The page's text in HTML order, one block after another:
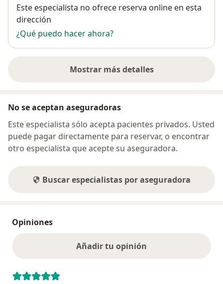
Disponibilidad
Este especialista no ofrece reserva online en esta
dirección
¿Qué puedo hacer ahora?
Mostrar más detalles
sobre la dirección
No se aceptan aseguradoras
Este especialista sólo acepta pacientes privados. Usted
puede pagar directamente para reservar, o encontrar
otro especialista que acepte su aseguradora.
Buscar especialistas por aseguradora
Opiniones
Añadir tu opinión